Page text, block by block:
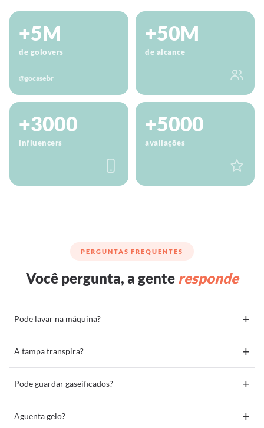
+5M
de golovers
@gocasebr
+50M
de alcance
+3000
influencers
+5000
avaliações
PERGUNTAS FREQUENTES
Você pergunta, a gente responde
Pode lavar na máquina? +
A tampa transpira? +
Pode guardar gaseificados? +
Aguenta gelo? +